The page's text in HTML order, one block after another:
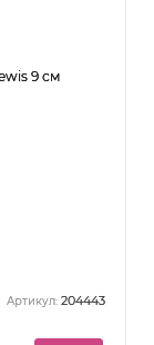
Артикул: 204443